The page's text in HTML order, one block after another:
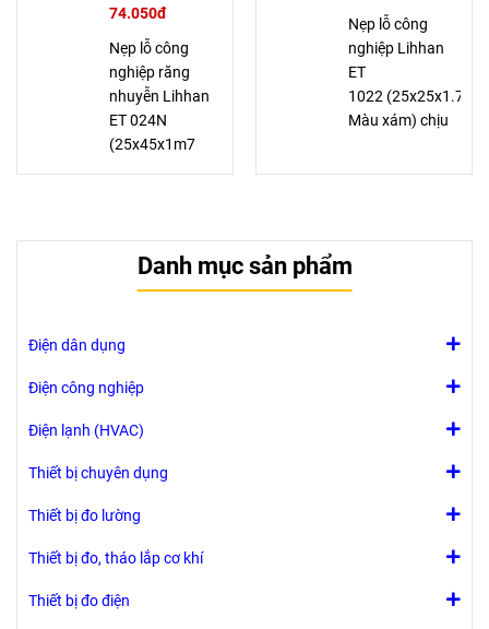
74.050đ
Nẹp lỗ công
nghiệp răng
nhuyễn Lihhan
ET 024N
(25x45x1m7
toàn cho dây
dẫn, làm từ bột
PVC chống
tủ điện
Nẹp lỗ công
nghiệp Lihhan
ET
1022 (25x25x1.7m,
Màu xám) chịu
cháy, lắp ráp dễ
dàng, lý tưởng
cho máng dây
Danh mục sản phẩm
Điện dân dụng
Điện công nghiệp
Điện lạnh (HVAC)
Thiết bị chuyên dụng
Thiết bị đo lường
Thiết bị đo, tháo lắp cơ khí
Thiết bị đo điện